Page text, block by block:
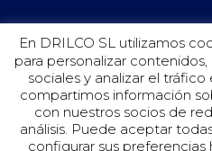
En DRILCO SL utilizamos
para personalizar
sociales y analizar el
compartimos información
con nuestros socios de
análisis. Puede aceptar
configurar sus